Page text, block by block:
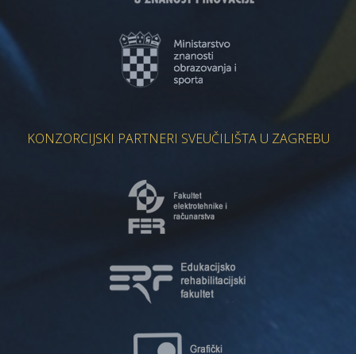
KONZORCIJSKI PARTNERI SVEUČILIŠTA U ZAGREBU